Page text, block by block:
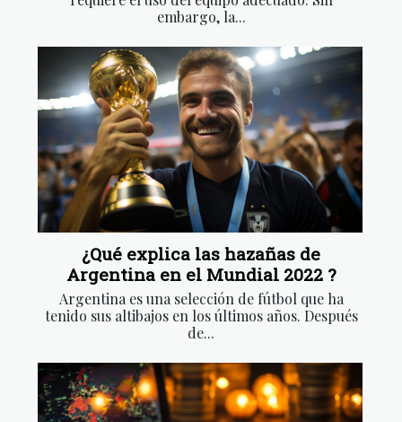
embargo, la...
¿Qué explica las hazañas de
Argentina en el Mundial 2022 ?
Argentina es una selección de fútbol que ha
tenido sus altibajos en los últimos años. Después
de...